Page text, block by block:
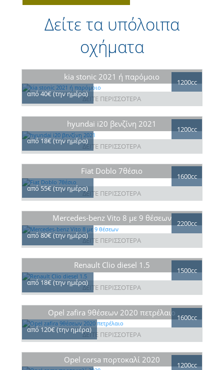
Δείτε τα υπόλοιπα
οχήματα
kia stonic 2021 ή παρόμοιο
από 40€ (την ημέρα)
1200cc
ΔΕΙΤΕ ΠΕΡΙΣΣΟΤΕΡΑ
hyundai i20 βενζίνη 2021
από 18€ (την ημέρα)
1200cc
ΔΕΙΤΕ ΠΕΡΙΣΣΟΤΕΡΑ
Fiat Doblo 7θέσιο
από 55€ (την ημέρα)
1600cc
ΔΕΙΤΕ ΠΕΡΙΣΣΟΤΕΡΑ
Mercedes-benz Vito 8 με 9 θέσεων
από 80€ (την ημέρα)
2200cc
ΔΕΙΤΕ ΠΕΡΙΣΣΟΤΕΡΑ
Renault Clio diesel 1.5
από 18€ (την ημέρα)
1500cc
ΔΕΙΤΕ ΠΕΡΙΣΣΟΤΕΡΑ
Opel zafira 9θέσεων 2020 πετρέλαιο
από 120€ (την ημέρα)
1600cc
ΔΕΙΤΕ ΠΕΡΙΣΣΟΤΕΡΑ
Opel corsa πορτοκαλί 2020
1200cc